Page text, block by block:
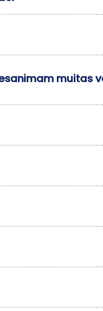
muitas